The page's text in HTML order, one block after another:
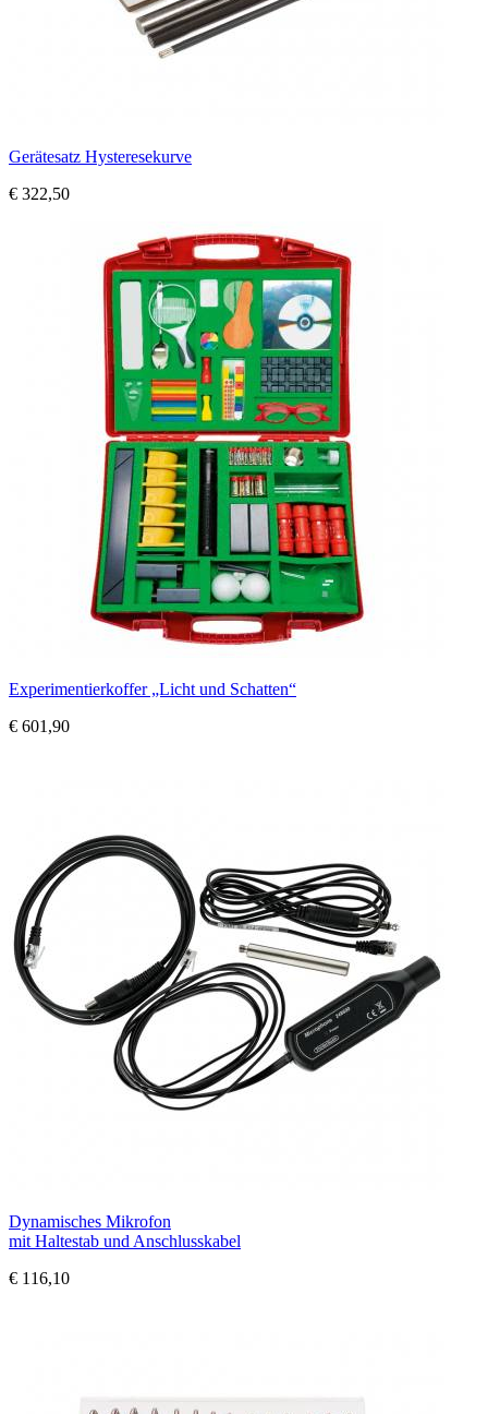
Gerätesatz Hysteresekurve
€ 322,50
Experimentierkoffer „Licht und Schatten“
€ 601,90
Dynamisches Mikrofon
mit Haltestab und Anschlusskabel
€ 116,10